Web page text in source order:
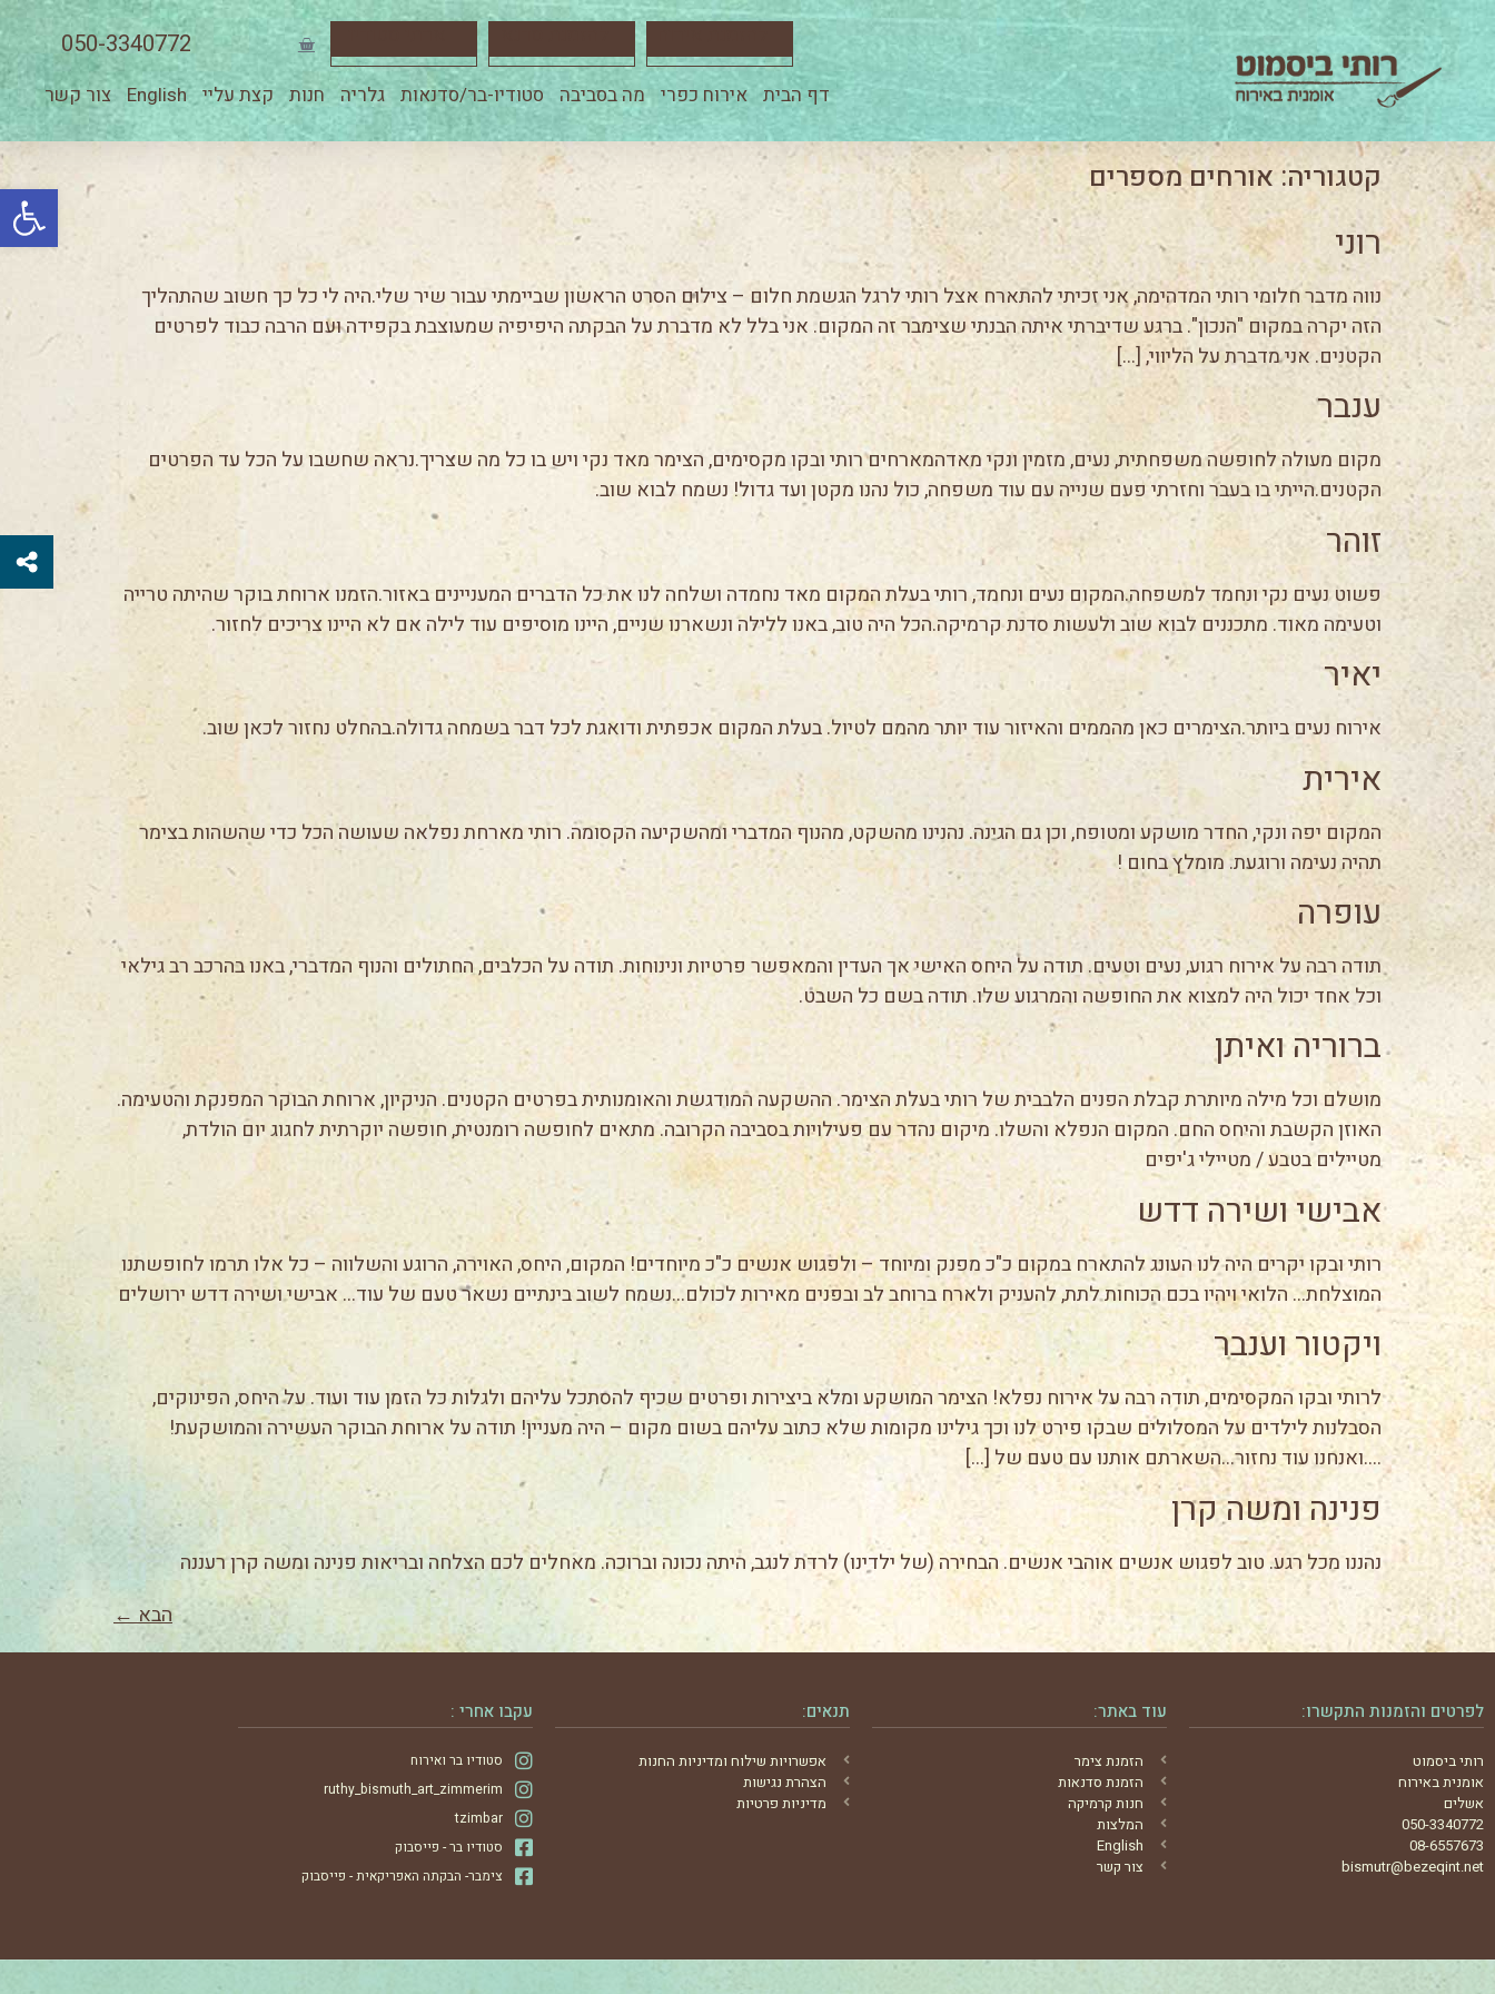
פתח
050-3340772
דף הבית אירוח כפרי מה בסביבה סטודיו-בר/סדנאות גלריה חנות קצת עליי English צור קשר
קטגוריה:אורחים מספרים
רוני
נווה מדבר חלומי רותי המדהימה, אני זכיתי להתארח אצל רותי לרגל הגשמת חלום – צילום הסרט הראשון שביימתי עבור שיר שלי.היה לי כל כך חשוב שהתהליך
הזה יקרה במקום "הנכון". ברגע שדיברתי איתה הבנתי שצימבר זה המקום. אני בלל לא מדברת על הבקתה היפיפיה שמעוצבת בקפידה ועם הרבה כבוד לפרטים
הקטנים. אני מדברת על הליווי, […]
ענבר
מקום מעולה לחופשה משפחתית, נעים, מזמין ונקי מאדהמארחים רותי ובקו מקסימים, הצימר מאד נקי ויש בו כל מה שצריך.נראה שחשבו על הכל עד הפרטים
הקטנים.הייתי בו בעבר וחזרתי פעם שנייה עם עוד משפחה, כול נהנו מקטן ועד גדול! נשמח לבוא שוב.
זוהר
פשוט נעים נקי ונחמד למשפחה.המקום נעים ונחמד, רותי בעלת המקום מאד נחמדה ושלחה לנו את כל הדברים המעניינים באזור.הזמנו ארוחת בוקר שהיתה טרייה
וטעימה מאוד. מתכננים לבוא שוב ולעשות סדנת קרמיקה.הכל היה טוב, באנו ללילה ונשארנו שניים, היינו מוסיפים עוד לילה אם לא היינו צריכים לחזור.
יאיר
אירוח נעים ביותר.הצימרים כאן מהממים והאיזור עוד יותר מהמם לטיול. בעלת המקום אכפתית ודואגת לכל דבר בשמחה גדולה.בהחלט נחזור לכאן שוב.
אירית
המקום יפה ונקי, החדר מושקע ומטופח, וכן גם הגינה. נהנינו מהשקט, מהנוף המדברי ומהשקיעה הקסומה. רותי מארחת נפלאה שעושה הכל כדי שהשהות בצימר
תהיה נעימה ורוגעת. מומלץ בחום !
עופרה
תודה רבה על אירוח רגוע, נעים וטעים. תודה על היחס האישי אך העדין והמאפשר פרטיות ונינוחות. תודה על הכלבים, החתולים והנוף המדברי, באנו בהרכב רב גילאי
וכל אחד יכול היה למצוא את החופשה והמרגוע שלו. תודה בשם כל השבט.
ברוריה ואיתן
מושלם וכל מילה מיותרת קבלת הפנים הלבבית של רותי בעלת הצימר. ההשקעה המודגשת והאומנותית בפרטים הקטנים. הניקיון, ארוחת הבוקר המפנקת והטעימה.
האוזן הקשבת והיחס החם. המקום הנפלא והשלו. מיקום נהדר עם פעילויות בסביבה הקרובה. מתאים לחופשה רומנטית, חופשה יוקרתית לחגוג יום הולדת,
מטיילים בטבע / מטיילי ג'יפים
אבישי ושירה דדש
רותי ובקו יקרים היה לנו העונג להתארח במקום כ"כ מפנק ומיוחד – ולפגוש אנשים כ"כ מיוחדים! המקום, היחס, האוירה, הרוגע והשלווה – כל אלו תרמו לחופשתנו
המוצלחת… הלואי ויהיו בכם הכוחות לתת, להעניק ולארח ברוחב לב ובפנים מאירות לכולם…נשמח לשוב בינתיים נשאר טעם של עוד… אבישי ושירה דדש ירושלים
ויקטור וענבר
לרותי ובקו המקסימים, תודה רבה על אירוח נפלא! הצימר המושקע ומלא ביצירות ופרטים שכיף להסתכל עליהם ולגלות כל הזמן עוד ועוד. על היחס, הפינוקים,
הסבלנות לילדים על המסלולים שבקו פירט לנו וכך גילינו מקומות שלא כתוב עליהם בשום מקום – היה מעניין! תודה על ארוחת הבוקר העשירה והמושקעת!
….ואנחנו עוד נחזור…השארתם אותנו עם טעם של […]
פנינה ומשה קרן
נהננו מכל רגע. טוב לפגוש אנשים אוהבי אנשים. הבחירה (של ילדינו) לרדת לנגב, היתה נכונה וברוכה. מאחלים לכם הצלחה ובריאות פנינה ומשה קרן רעננה
הבא←
לפרטים והזמנות התקשרו:
רותי ביסמוט
אומנית באירוח
אשלים
050-3340772
08-6557673
bismutr@bezeqint.net
עוד באתר:
הזמנת צימר
הזמנת סדנאות
חנות קרמיקה
המלצות
English
צור קשר
תנאים:
אפשרויות שילוח ומדיניות החנות
הצהרת נגישות
מדיניות פרטיות
עקבו אחרי :
סטודיו בר ואירוח
ruthy_bismuth_art_zimmerim
tzimbar
סטודיו בר - פייסבוק
צימבר- הבקתה האפריקאית - פייסבוק